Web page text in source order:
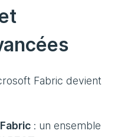
Fabric devient
: un ensemble